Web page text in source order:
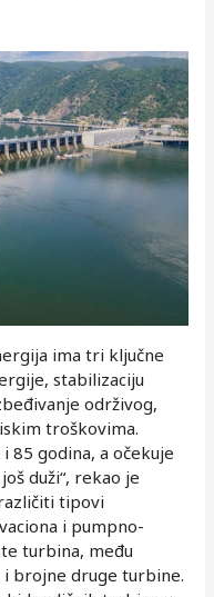
ima tri ključne
stabilizaciju
održivog,
troškovima.
85 godina, a očekuje
duži“, rekao je
tipovi
i pumpno-
turbina, među
i brojne druge turbine.